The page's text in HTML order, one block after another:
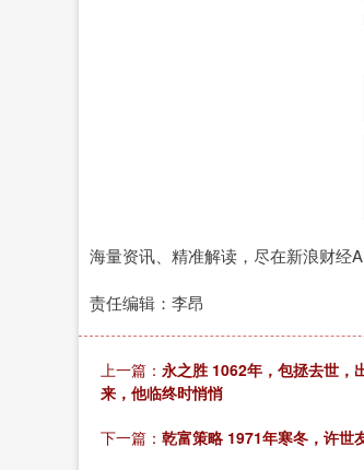
海量资讯、精准解读，尽在新浪财经
责任编辑：李昂
上一篇： 永之胜 1062年，包拯去世，
来，他临终时悄悄
下一篇： 乾富策略 1971年寒冬，许世